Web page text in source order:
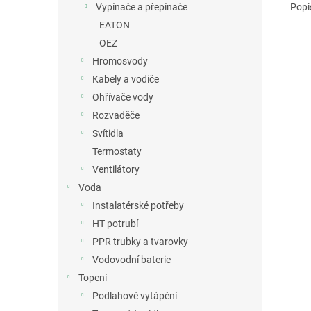
Vypínače a přepínače
EATON
OEZ
Hromosvody
Kabely a vodiče
Ohřívače vody
Rozvaděče
Svítidla
Termostaty
Ventilátory
Voda
Instalatérské potřeby
HT potrubí
PPR trubky a tvarovky
Vodovodní baterie
Topení
Podlahové vytápění